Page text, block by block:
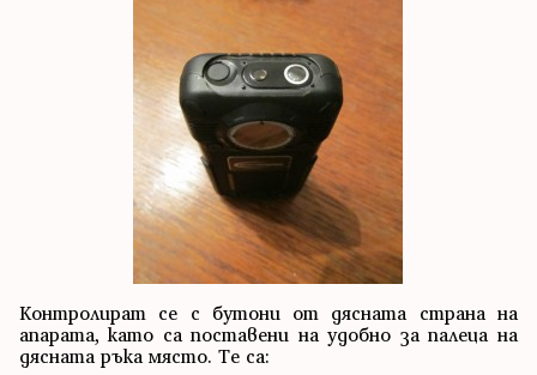
Контролират се с бутони от дясната страна на
апарата, като са поставени на удобно за палеца на
дясната ръка място. Те са: